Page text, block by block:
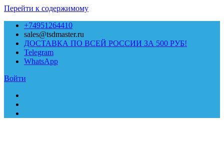
Перейти к содержимому
+74951264410
sales@tsdmaster.ru
ДОСТАВКА ПО ВСЕЙ РОССИИ ЗА 500 РУБ!
Telegram
WhatsApp
Войти